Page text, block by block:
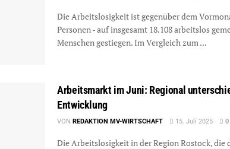
Die Arbeitslosigkeit ist gegenüber dem
Personen - auf insgesamt 18.108 arbeitslos
Menschen gestiegen. Im Vergleich zum ...
Arbeitsmarkt im Juni: Regional
Entwicklung
VON REDAKTION MV-WIRTSCHAFT 15. Juli 2025 0
Die Arbeitslosigkeit in der Region Rostock, die